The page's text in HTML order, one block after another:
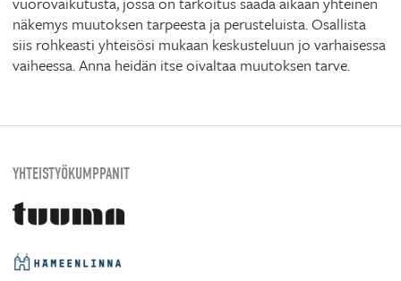
näkemys muutoksen tarpeesta ja perusteluista. Osallista
siis rohkeasti yhteisösi mukaan keskusteluun jo varhaisessa
vaiheessa. Anna heidän itse oivaltaa muutoksen tarve.
YHTEISTYÖKUMPPANIT